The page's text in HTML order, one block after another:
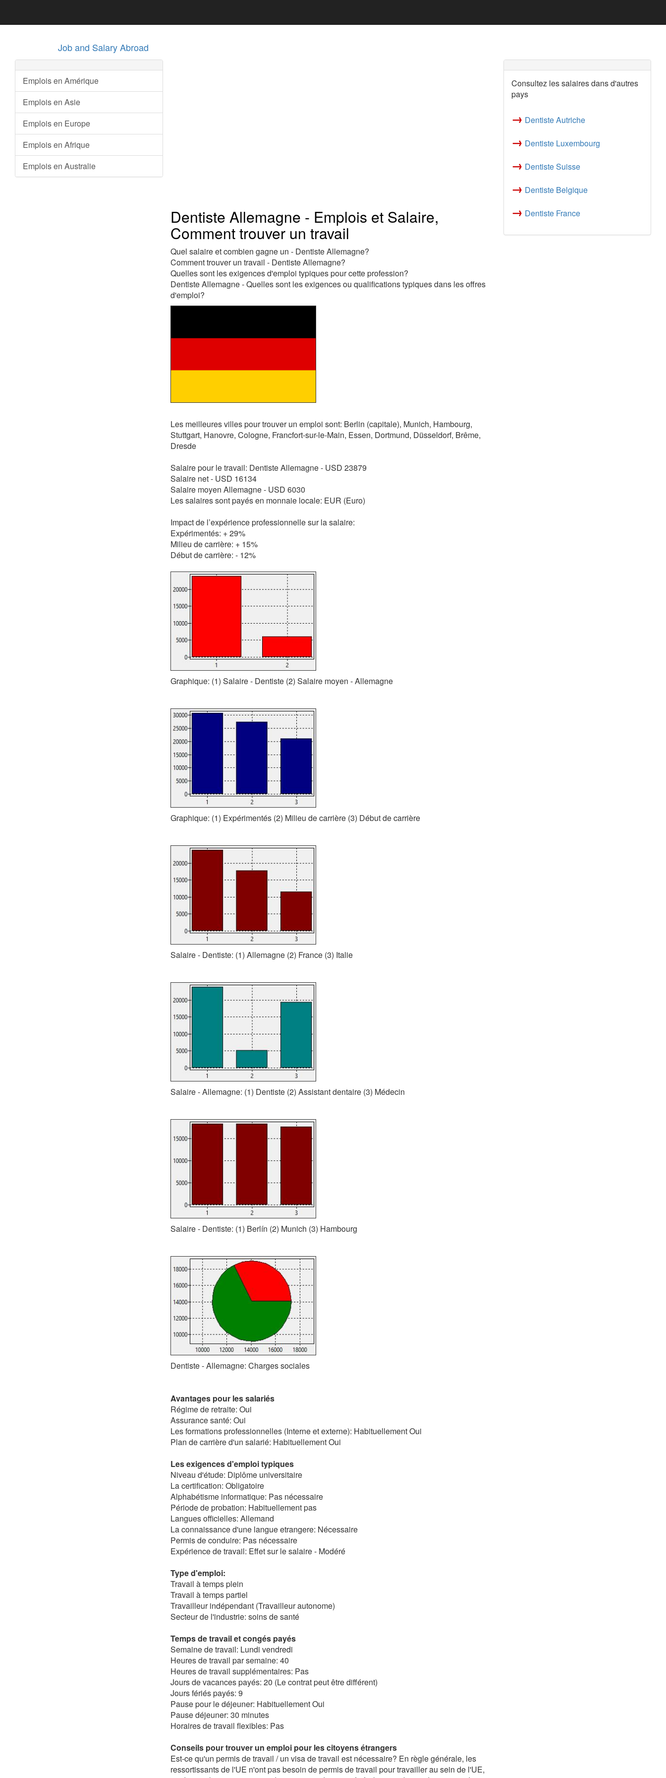
Job and Salary Abroad
Emplois en Amérique
Emplois en Asie
Emplois en Europe
Emplois en Afrique
Emplois en Australie
Dentiste Allemagne - Emplois et Salaire,
Comment trouver un travail
Quel salaire et combien gagne un - Dentiste Allemagne?
Comment trouver un travail - Dentiste Allemagne?
Quelles sont les exigences d'emploi typiques pour cette profession?
Dentiste Allemagne - Quelles sont les exigences ou qualifications typiques dans les offres
d'emploi?
Les meilleures villes pour trouver un emploi sont: Berlin (capitale), Munich, Hambourg,
Stuttgart, Hanovre, Cologne, Francfort-sur-le-Main, Essen, Dortmund, Düsseldorf, Brême,
Dresde
Salaire pour le travail: Dentiste Allemagne - USD 23879
Salaire net - USD 16134
Salaire moyen Allemagne - USD 6030
Les salaires sont payés en monnaie locale: EUR (Euro)
Impact de l’expérience professionnelle sur la salaire:
Expérimentés: + 29%
Milieu de carrière: + 15%
Début de carrière: - 12%
Graphique: (1) Salaire - Dentiste (2) Salaire moyen - Allemagne
Graphique: (1) Expérimentés (2) Milieu de carrière (3) Début de carrière
Salaire - Dentiste: (1) Allemagne (2) France (3) Italie
Salaire - Allemagne: (1) Dentiste (2) Assistant dentaire (3) Médecin
Salaire - Dentiste: (1) Berlín (2) Munich (3) Hambourg
Dentiste - Allemagne: Charges sociales
Avantages pour les salariés
Régime de retraite: Oui
Assurance santé: Oui
Les formations professionnelles (Interne et externe): Habituellement Oui
Plan de carrière d'un salarié: Habituellement Oui
Les exigences d'emploi typiques
Niveau d'étude: Diplôme universitaire
La certification: Obligatoire
Alphabétisme informatique: Pas nécessaire
Période de probation: Habituellement pas
Langues officielles: Allemand
La connaissance d'une langue etrangere: Nécessaire
Permis de conduire: Pas nécessaire
Expérience de travail: Effet sur le salaire - Modéré
Type d'emploi:
Travail à temps plein
Travail à temps partiel
Travailleur indépendant (Travailleur autonome)
Secteur de l'industrie: soins de santé
Temps de travail et congés payés
Semaine de travail: Lundi vendredi
Heures de travail par semaine: 40
Heures de travail supplémentaires: Pas
Jours de vacances payés: 20 (Le contrat peut être différent)
Jours fériés payés: 9
Pause pour le déjeuner: Habituellement Oui
Pause déjeuner: 30 minutes
Horaires de travail flexibles: Pas
Conseils pour trouver un emploi pour les citoyens étrangers
Est-ce qu'un permis de travail / un visa de travail est nécessaire? En règle générale, les
ressortissants de l'UE n'ont pas besoin de permis de travail pour travailler au sein de l'UE,
Consultez les salaires dans d'autres
pays
→ Dentiste Autriche
→ Dentiste Luxembourg
→ Dentiste Suisse
→ Dentiste Belgique
→ Dentiste France